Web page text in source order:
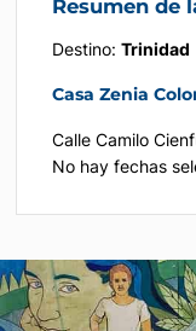
Resumen de
Destino: Trinidad
Casa Zenia
Calle Camilo
No hay fechas